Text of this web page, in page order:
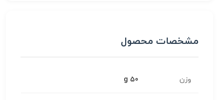
مشخصات محصول
وزن 50 g